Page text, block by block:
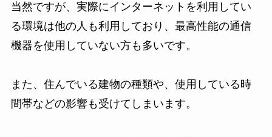
当然ですが、実際にインターネットを利用してい
る環境は他の人も利用しており、最高性能の通信
機器を使用していない方も多いです。
また、住んでいる建物の種類や、使用している時
間帯などの影響も受けてしまいます。